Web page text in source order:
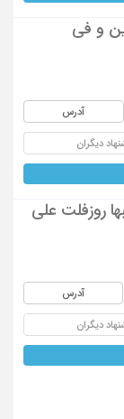
و فی
آدرس
دیگران
روزفلت علی
آدرس
دیگران